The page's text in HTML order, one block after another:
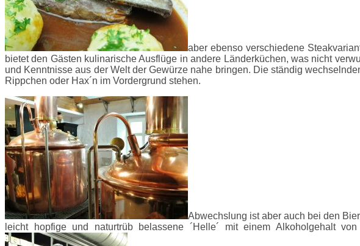
aber ebenso verschiedene
bietet den Gästen kulinarische Ausflüge in andere Länderküchen, was nicht
und Kenntnisse aus der Welt der Gewürze nahe bringen. Die ständig
Rippchen oder Hax´n im Vordergrund stehen.
Abwechslung ist aber auch bei den
leicht hopfige und naturtrüb belassene ´Helle´ mit einem Alkoholgehalt